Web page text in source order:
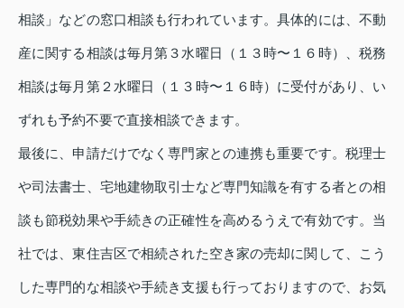
相談」などの窓口相談も行われています。具体的には、不動
産に関する相談は毎月第３水曜日（１３時〜１６時）、税務
相談は毎月第２水曜日（１３時〜１６時）に受付があり、い
ずれも予約不要で直接相談できます。
最後に、申請だけでなく専門家との連携も重要です。税理士
や司法書士、宅地建物取引士など専門知識を有する者との相
談も節税効果や手続きの正確性を高めるうえで有効です。当
社では、東住吉区で相続された空き家の売却に関して、こう
した専門的な相談や手続き支援も行っておりますので、お気